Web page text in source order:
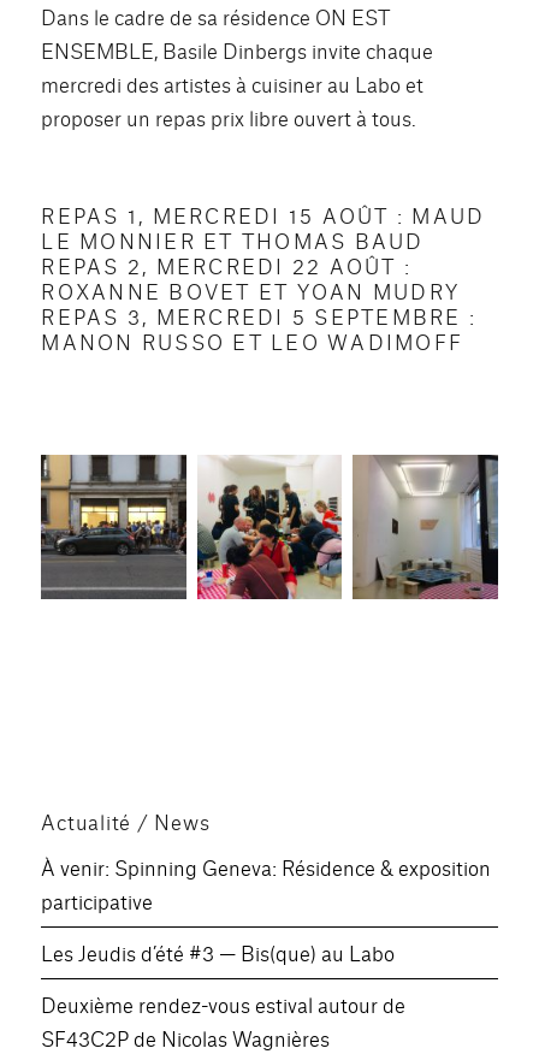
Dans le cadre de sa résidence ON EST
ENSEMBLE, Basile Dinbergs invite chaque
mercredi des artistes à cuisiner au Labo et
proposer un repas prix libre ouvert à tous.
REPAS 1, MERCREDI 15 AOÛT : MAUD
LE MONNIER ET THOMAS BAUD
REPAS 2, MERCREDI 22 AOÛT :
ROXANNE BOVET ET YOAN MUDRY
REPAS 3, MERCREDI 5 SEPTEMBRE :
MANON RUSSO ET LEO WADIMOFF
Actualité / News
À venir: Spinning Geneva: Résidence & exposition
participative
Les Jeudis d’été #3 — Bis(que) au Labo
Deuxième rendez-vous estival autour de
SF43C2P de Nicolas Wagnières